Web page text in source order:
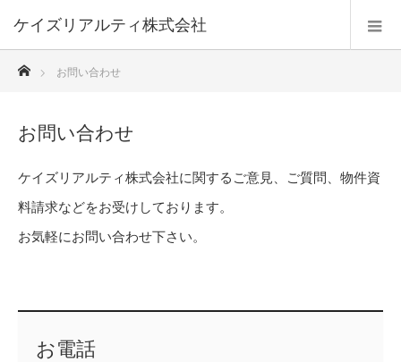
ケイズリアルティ株式会社
ホーム
お問い合わせ
お問い合わせ
ケイズリアルティ株式会社に関するご意見、ご質問、物件資
料請求などをお受けしております。
お気軽にお問い合わせ下さい。
お電話